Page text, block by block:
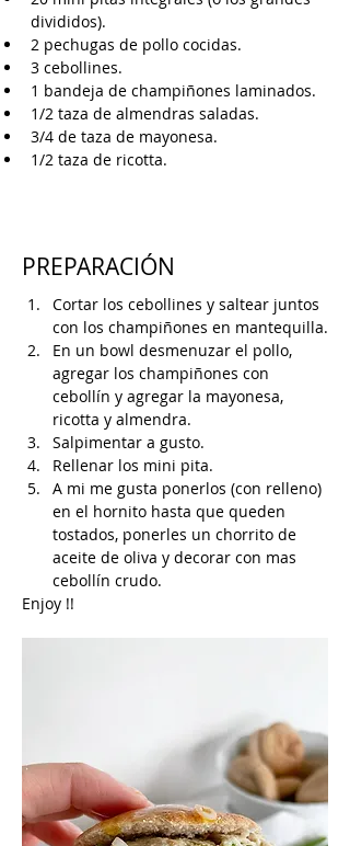
divididos).
2 pechugas de pollo cocidas.
3 cebollines.
1 bandeja de champiñones laminados.
1/2 taza de almendras saladas.
3/4 de taza de mayonesa.
1/2 taza de ricotta.
PREPARACIÓN
Cortar los cebollines y saltear juntos
con los champiñones en mantequilla.
En un bowl desmenuzar el pollo,
agregar los champiñones con
cebollín y agregar la mayonesa,
ricotta y almendra.
Salpimentar a gusto.
Rellenar los mini pita.
A mi me gusta ponerlos (con relleno)
en el hornito hasta que queden
tostados, ponerles un chorrito de
aceite de oliva y decorar con mas
cebollín crudo.
Enjoy !!